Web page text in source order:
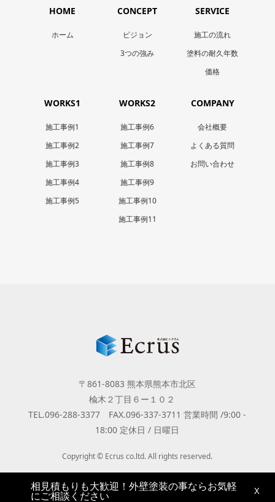
HOME
ホーム
CONCEPT
ビジョン
3つの強み
SERVICE
施工の流れ
塗料の耐久年数
価格
WORKS1
施工事例1
施工事例2
施工事例3
施工事例4
施工事例5
WORKS2
施工事例6
施工事例7
施工事例8
施工事例9
施工事例10
施工事例11
COMPANY
会社概要
よくある質問
お問い合わせ
〒861-8083 熊本県熊本市北区
楡木２丁目６ー１０２
TEL.096-288-3377 FAX.096-337-3711 営業時間 /9:00 -
18:00 定休日 / 日曜日
Copyright © Ecrus co.ltd. All rights reserved.
相見積もりも大歓迎！外壁塗装の事ならお気軽
にご相談ください X